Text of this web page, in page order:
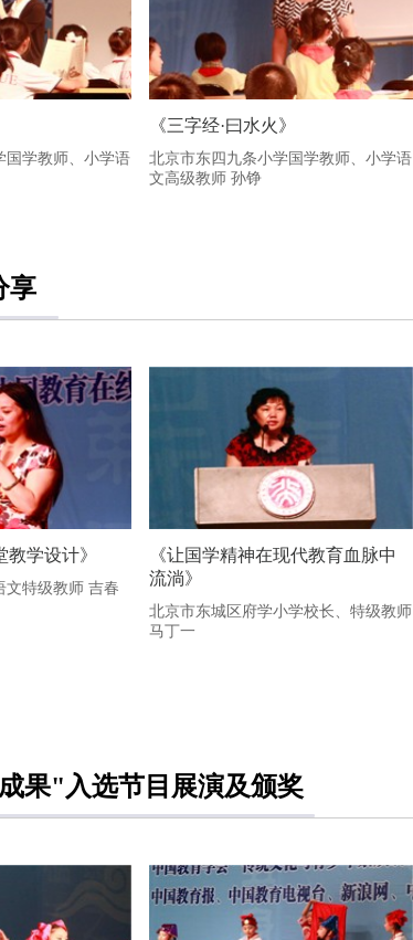
国学教师、小学语
《三字经·曰水火》
北京市东四九条小学国学教师、小学语
文高级教师 孙铮
享
教学设计》
文特级教师 吉春
《让国学精神在现代教育血脉中
流淌》
北京市东城区府学小学校长、特级教师
马丁一
果"入选节目展演及颁奖